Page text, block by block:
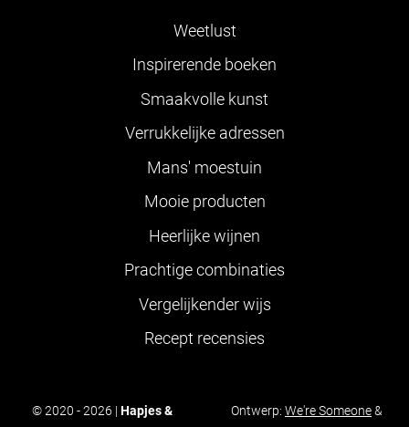
Weetlust
Inspirerende boeken
Smaakvolle kunst
Verrukkelijke adressen
Mans' moestuin
Mooie producten
Heerlijke wijnen
Prachtige combinaties
Vergelijkender wijs
Recept recensies
© 2020 - 2026 | Hapjes &
Ontwerp: We're Someone&